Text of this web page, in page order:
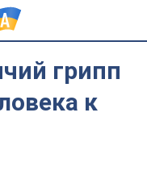
грипп
к